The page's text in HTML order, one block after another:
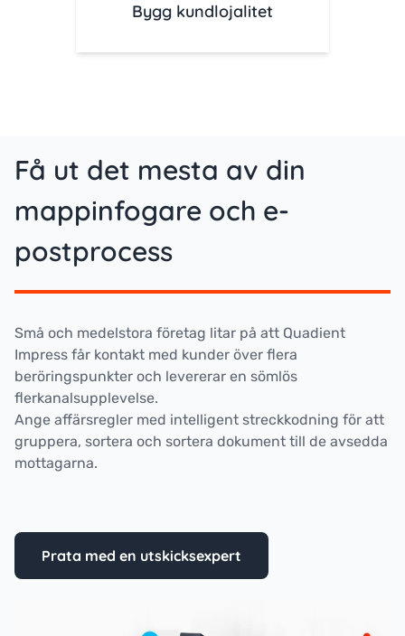
Bygg kundlojalitet
Få ut det mesta av din
mappinfogare och e-
postprocess
Små och medelstora företag litar på att Quadient
Impress får kontakt med kunder över flera
beröringspunkter och levererar en sömlös
flerkanalsupplevelse.
Ange affärsregler med intelligent streckkodning för att
gruppera, sortera och sortera dokument till de avsedda
mottagarna.
Prata med en utskicksexpert